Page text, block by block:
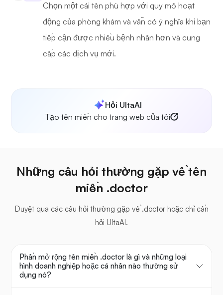
Chọn một cái tên phù hợp với quy mô hoạt
động của phòng khám và vẫn có ý nghĩa khi bạn
tiếp cận được nhiều bệnh nhân hơn và cung
cấp các dịch vụ mới.
Hỏi UltaAI
Tạo tên miền cho trang web của tôi
Những câu hỏi thường gặp về tên
miền .doctor
Duyệt qua các câu hỏi thường gặp về .doctor hoặc chỉ cần
hỏi UltaAI.
Phần mở rộng tên miền .doctor là gì và những loại
hình doanh nghiệp hoặc cá nhân nào thường sử
dụng nó?